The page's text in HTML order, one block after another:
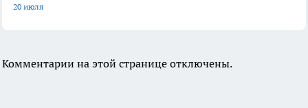
20 июля
Комментарии на этой странице отключены.